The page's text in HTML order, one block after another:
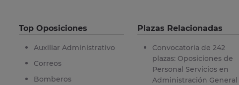
Top Oposiciones
Auxiliar Administrativo
Correos
Bomberos
Plazas Relacionadas
Convocatoria de 242
plazas: Oposiciones de
Personal Servicios en
Administración General